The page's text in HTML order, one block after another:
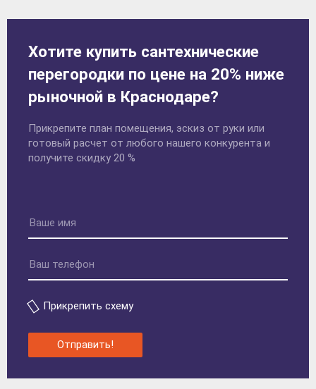
Хотите купить сантехнические
перегородки по цене на 20% ниже
рыночной в Краснодаре?
Прикрепите план помещения, эскиз от руки или
готовый расчет от любого нашего конкурента и
получите скидку 20 %
Прикрепить схему
Отправить!